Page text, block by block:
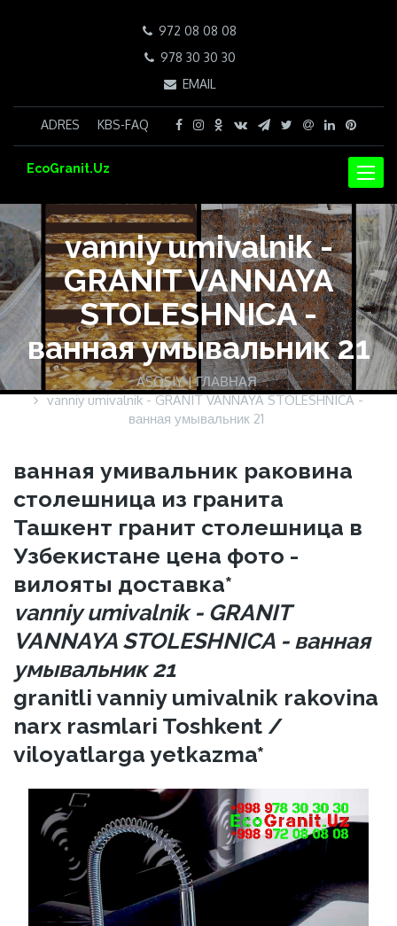
972 08 08 08
978 30 30 30
EMAIL
ADRES KBS-FAQ
EcoGranit.Uz
vanniy umivalnik -
GRANIT VANNAYA
STOLESHNICA -
ванная умывальник 21
ASOSIY | ГЛАВНАЯ
vanniy umivalnik - GRANIT VANNAYA STOLESHNICA -
ванная умывальник 21
ванная умивальник раковина
столешница из гранита
Ташкент гранит столешница в
Узбекистане цена фото -
вилояты доставка*
vanniy umivalnik - GRANIT
VANNAYA STOLESHNICA - ванная
умывальник 21
granitli vanniy umivalnik rakovina
narx rasmlari Toshkent /
viloyatlarga yetkazma*